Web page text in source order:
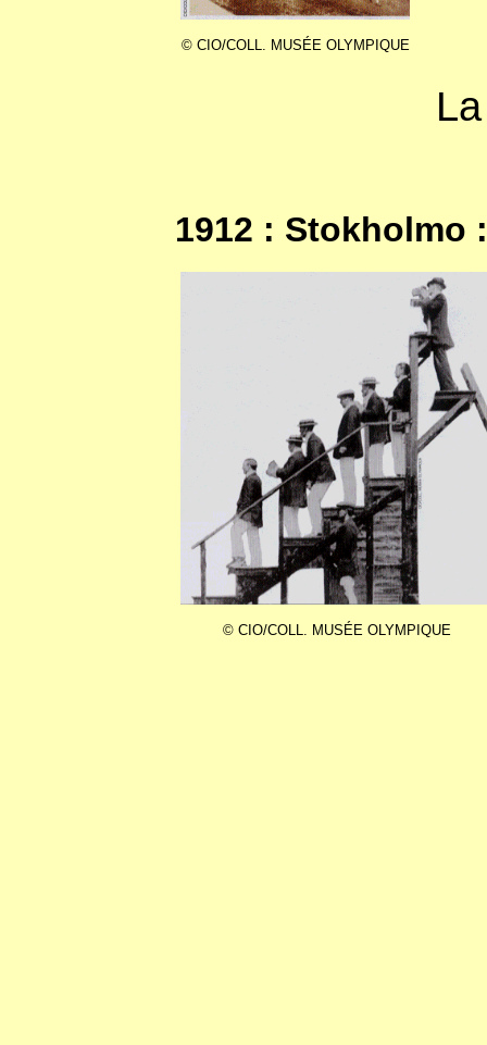
© CIO/COLL. MUSÉE OLYMPIQUE
1912 : Stokholmo
© CIO/COLL. MUSÉE OLYMPIQUE